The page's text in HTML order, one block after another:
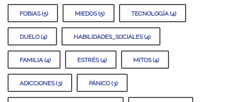
FOBIAS (5) MIEDOS (5) TECNOLOGÍA (4)
DUELO (4) HABILIDADES_SOCIALES (4)
FAMILIA (4) ESTRÉS (4) MITOS (4)
ADICCIONES (3) PÁNICO (3)